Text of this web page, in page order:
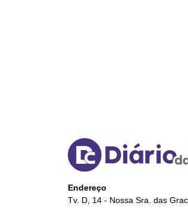
Endereço
Tv. D, 14 - Nossa Sra. das